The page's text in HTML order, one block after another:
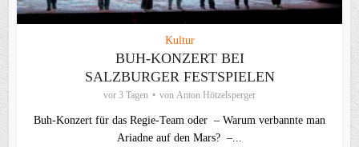
Kultur
BUH-KONZERT BEI
SALZBURGER FESTSPIELEN
vor 3 Tagen von Anton Hötzelsperger
Buh-Konzert für das Regie-Team oder – Warum verbannte man
Ariadne auf den Mars? –...